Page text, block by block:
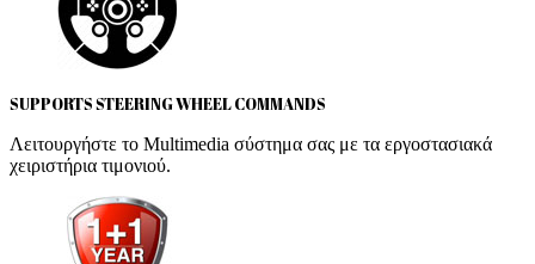
SUPPORTS STEERING WHEEL COMMANDS
Λειτουργήστε το Multimedia σύστημα σας με τα εργοστασιακά
χειριστήρια τιμονιού.